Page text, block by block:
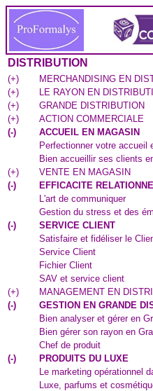
DISTRIBUTION
(+)
MERCHANDISING EN
(+)
LE RAYON EN
(+)
GRANDE DISTRIBUTION
(+)
ACTION COMMERCIALE
(-)
ACCUEIL EN MAGASIN
Perfectionner votre accueil
Bien accueillir ses clients
(+)
VENTE EN MAGASIN
(-)
EFFICACITE
L'art de communiquer
Gestion du stress et des
(-)
SERVICE CLIENT
Satisfaire et fidéliser le
Service Client
Fichier Client
SAV et service client
(+)
MANAGEMENT EN
(-)
GESTION EN GRANDE
Bien analyser et gérer en
Bien gérer son rayon en
Chef de produit
(-)
PRODUITS DU LUXE
Le marketing opérationnel
Luxe, parfums et